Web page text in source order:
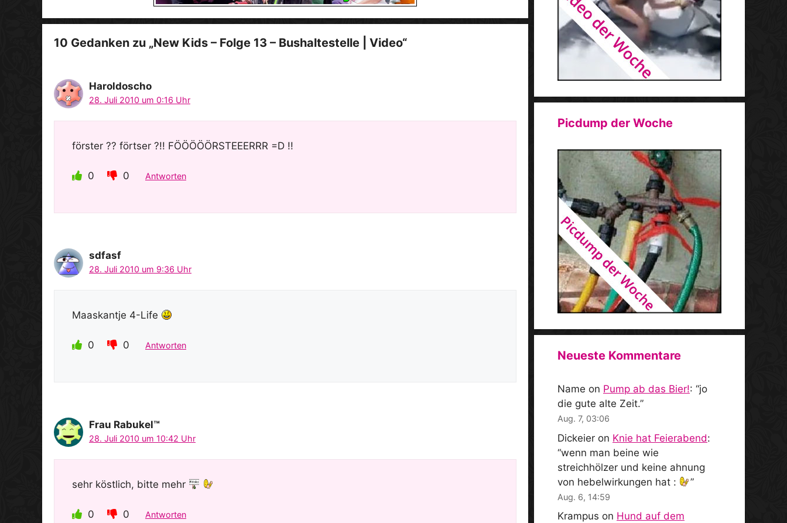
e
10 Gedanken zu „New Kids – Folge 13 – Bushaltestelle | Video“
Haroldoscho
28. Juli 2010 um 0:16 Uhr
förster ?? förtser ?!! FÖÖÖÖÖRSTEEERRR =D !!
0 0 Antworten
sdfasf
28. Juli 2010 um 9:36 Uhr
Maaskantje 4-Life
0 0 Antworten
Frau Rabukel™
28. Juli 2010 um 10:42 Uhr
sehr köstlich, bitte mehr
0 0 Antworten
Picdump der Woche
Neueste Kommentare
Name on Pump ab das Bier!: “jo
die gute alte Zeit.”
Aug. 7, 03:06
Dickeier on Knie hat Feierabend:
“wenn man beine wie
streichhölzer und keine ahnung
von hebelwirkungen hat :
”
Aug. 6, 14:59
Krampus on Hund auf dem